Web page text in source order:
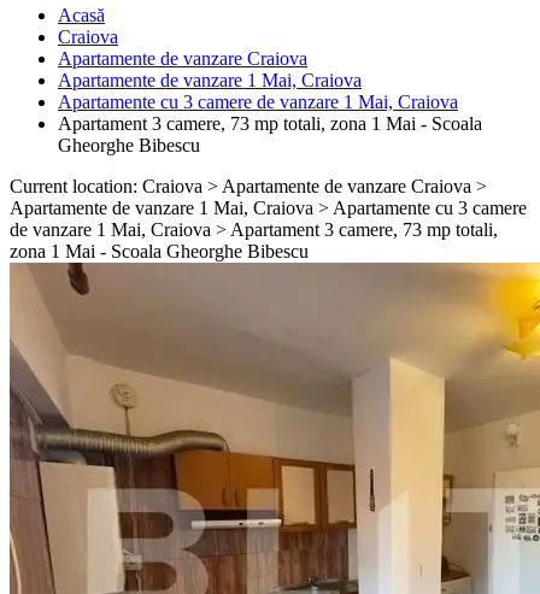
Acasă
Craiova
Apartamente de vanzare Craiova
Apartamente de vanzare 1 Mai, Craiova
Apartamente cu 3 camere de vanzare 1 Mai, Craiova
Apartament 3 camere, 73 mp totali, zona 1 Mai - Scoala
Gheorghe Bibescu
Current location: Craiova > Apartamente de vanzare Craiova >
Apartamente de vanzare 1 Mai, Craiova > Apartamente cu 3 camere
de vanzare 1 Mai, Craiova > Apartament 3 camere, 73 mp totali,
zona 1 Mai - Scoala Gheorghe Bibescu